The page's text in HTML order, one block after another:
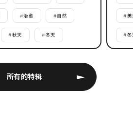
所有的特辑
#治愈 #自然
#秋天 #冬天
#美
#冬